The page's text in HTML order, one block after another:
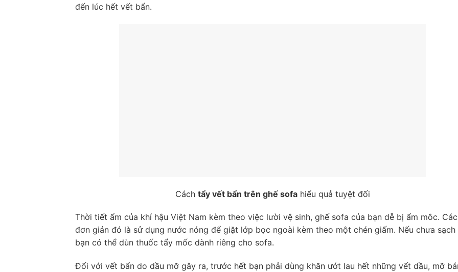
đến lúc hết vết bẩn.
Cách tẩy vết bẩn trên ghế sofahiểu quả tuyệt đối
Thời tiết ẩm của khí hậu Việt Nam kèm theo việc lười vệ sinh, ghế sofa của bạn dễ bị ẩm môc.
đơn giản đó là sử dụng nước nóng để giặt lớp bọc ngoài kèm theo một chén giấm. Nếu chưa sạch
bạn có thể dùn thuốc tẩy mốc dành riêng cho sofa.
Đối với vết bẩn do dầu mỡ gây ra, trước hết bạn phải dùng khăn ướt lau hết những vết dầu, mỡ